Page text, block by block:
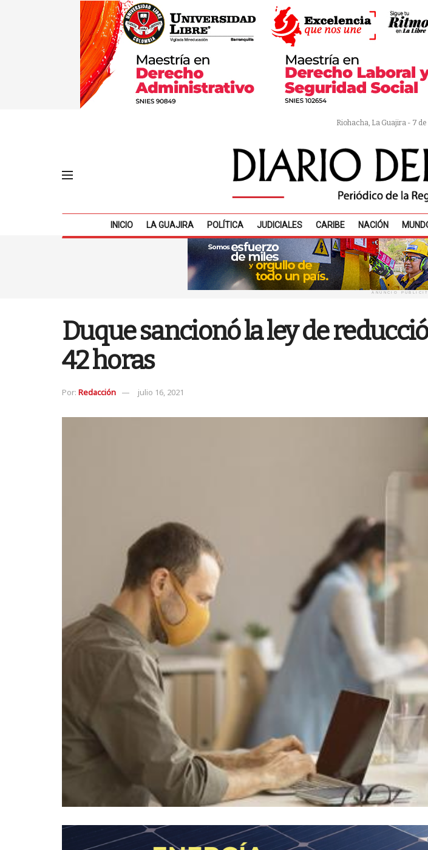
Riohacha, La Guajira - 7
INICIO LA GUAJIRA POLÍTICA JUDICIALES CARIBE NACIÓN
ANUNCIO
Duque sancionó la ley de
42 horas
Por: Redacción julio 16, 2021